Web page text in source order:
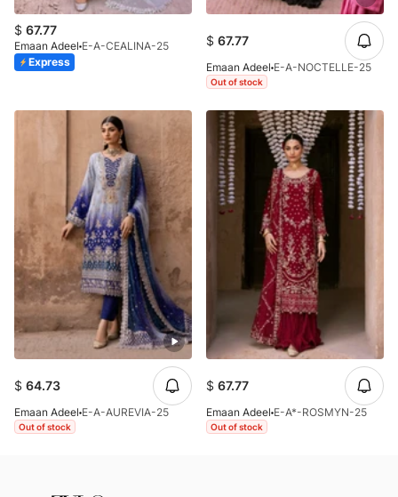
$ 67.77
Emaan Adeel E-A-CEALINA-25
Express
$ 67.77
Emaan Adeel E-A-NOCTELLE-25
Out of stock
$ 64.73
Emaan Adeel E-A-AUREVIA-25
Out of stock
$ 67.77
Emaan Adeel E-A*-ROSMYN-25
Out of stock